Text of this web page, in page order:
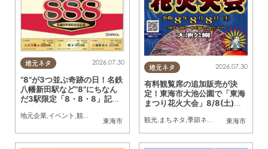
地元ネタ
東海市
2026.07.30
“8”が3つ並ぶ奇跡の日！名鉄
八幡新田駅など“8”にちなん
だ3駅限定「8・8・8」記念
地元企業,イベント ,観光
地元ネタ
東海市
2026.07.30
有料観覧席の追加販売が決
定！東海市大池公園で「東海
まつり花火大会」8/8(土)に
開催｜購入方法や駐車場情報
は？
観光, まちネタ ,季節ネタ 親子,夫婦,家族